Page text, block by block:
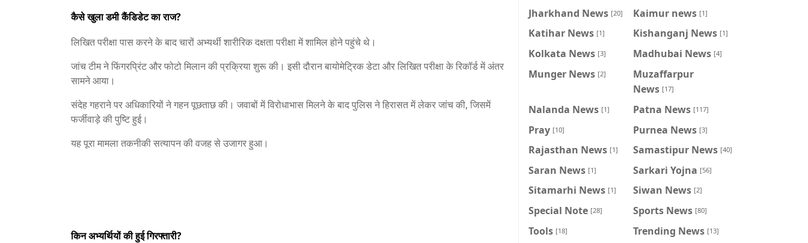
कैसे खुला डमी कैंडिडेट का राज?
लिखित परीक्षा पास करने के बाद चारों अभ्यर्थी शारीरिक दक्षता परीक्षा में शामिल होने पहुंचे थे।
जांच टीम ने फिंगरप्रिंट और फोटो मिलान की प्रक्रिया शुरू की। इसी दौरान बायोमेट्रिक डेटा और लिखित परीक्षा के रिकॉर्ड में अंतर
सामने आया।
संदेह गहराने पर अधिकारियों ने गहन पूछताछ की। जवाबों में विरोधाभास मिलने के बाद पुलिस ने हिरासत में लेकर जांच की, जिसमें
फर्जीवाड़े की पुष्टि हुई।
यह पूरा मामला तकनीकी सत्यापन की वजह से उजागर हुआ।
किन अभ्यर्थियों की हुई गिरफ्तारी?
Jharkhand News [20] Kaimur news [1]
Katihar News [1] Kishanganj News [1]
Kolkata News [3] Madhubai News [4]
Munger News [2]
Muzaffarpur
News [17]
Nalanda News [1] Patna News [117]
Pray [10] Purnea News [3]
Rajasthan News [1] Samastipur News [40]
Saran News [1] Sarkari Yojna [56]
Sitamarhi News [1] Siwan News [2]
Special Note [28] Sports News [80]
Tools [18] Trending News [13]